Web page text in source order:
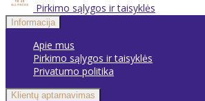
Pirkimo sąlygos ir taisyklės
Informacija
Apie mus
Pirkimo sąlygos ir taisyklės
Privatumo politika
Klientų aptarnavimas